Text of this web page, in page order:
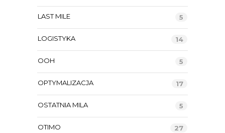
LAST MILE 5
LOGISTYKA 14
OOH 5
OPTYMALIZACJA 17
OSTATNIA MILA 5
OTIMO 27